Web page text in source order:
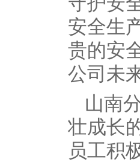
安全生
贵的安
公司未
山南
壮成长
员工积